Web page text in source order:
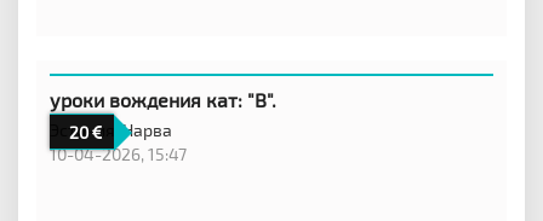
20
уроки вождения кат: "B".
Эстония, Нарва
10-04-2026, 15:47